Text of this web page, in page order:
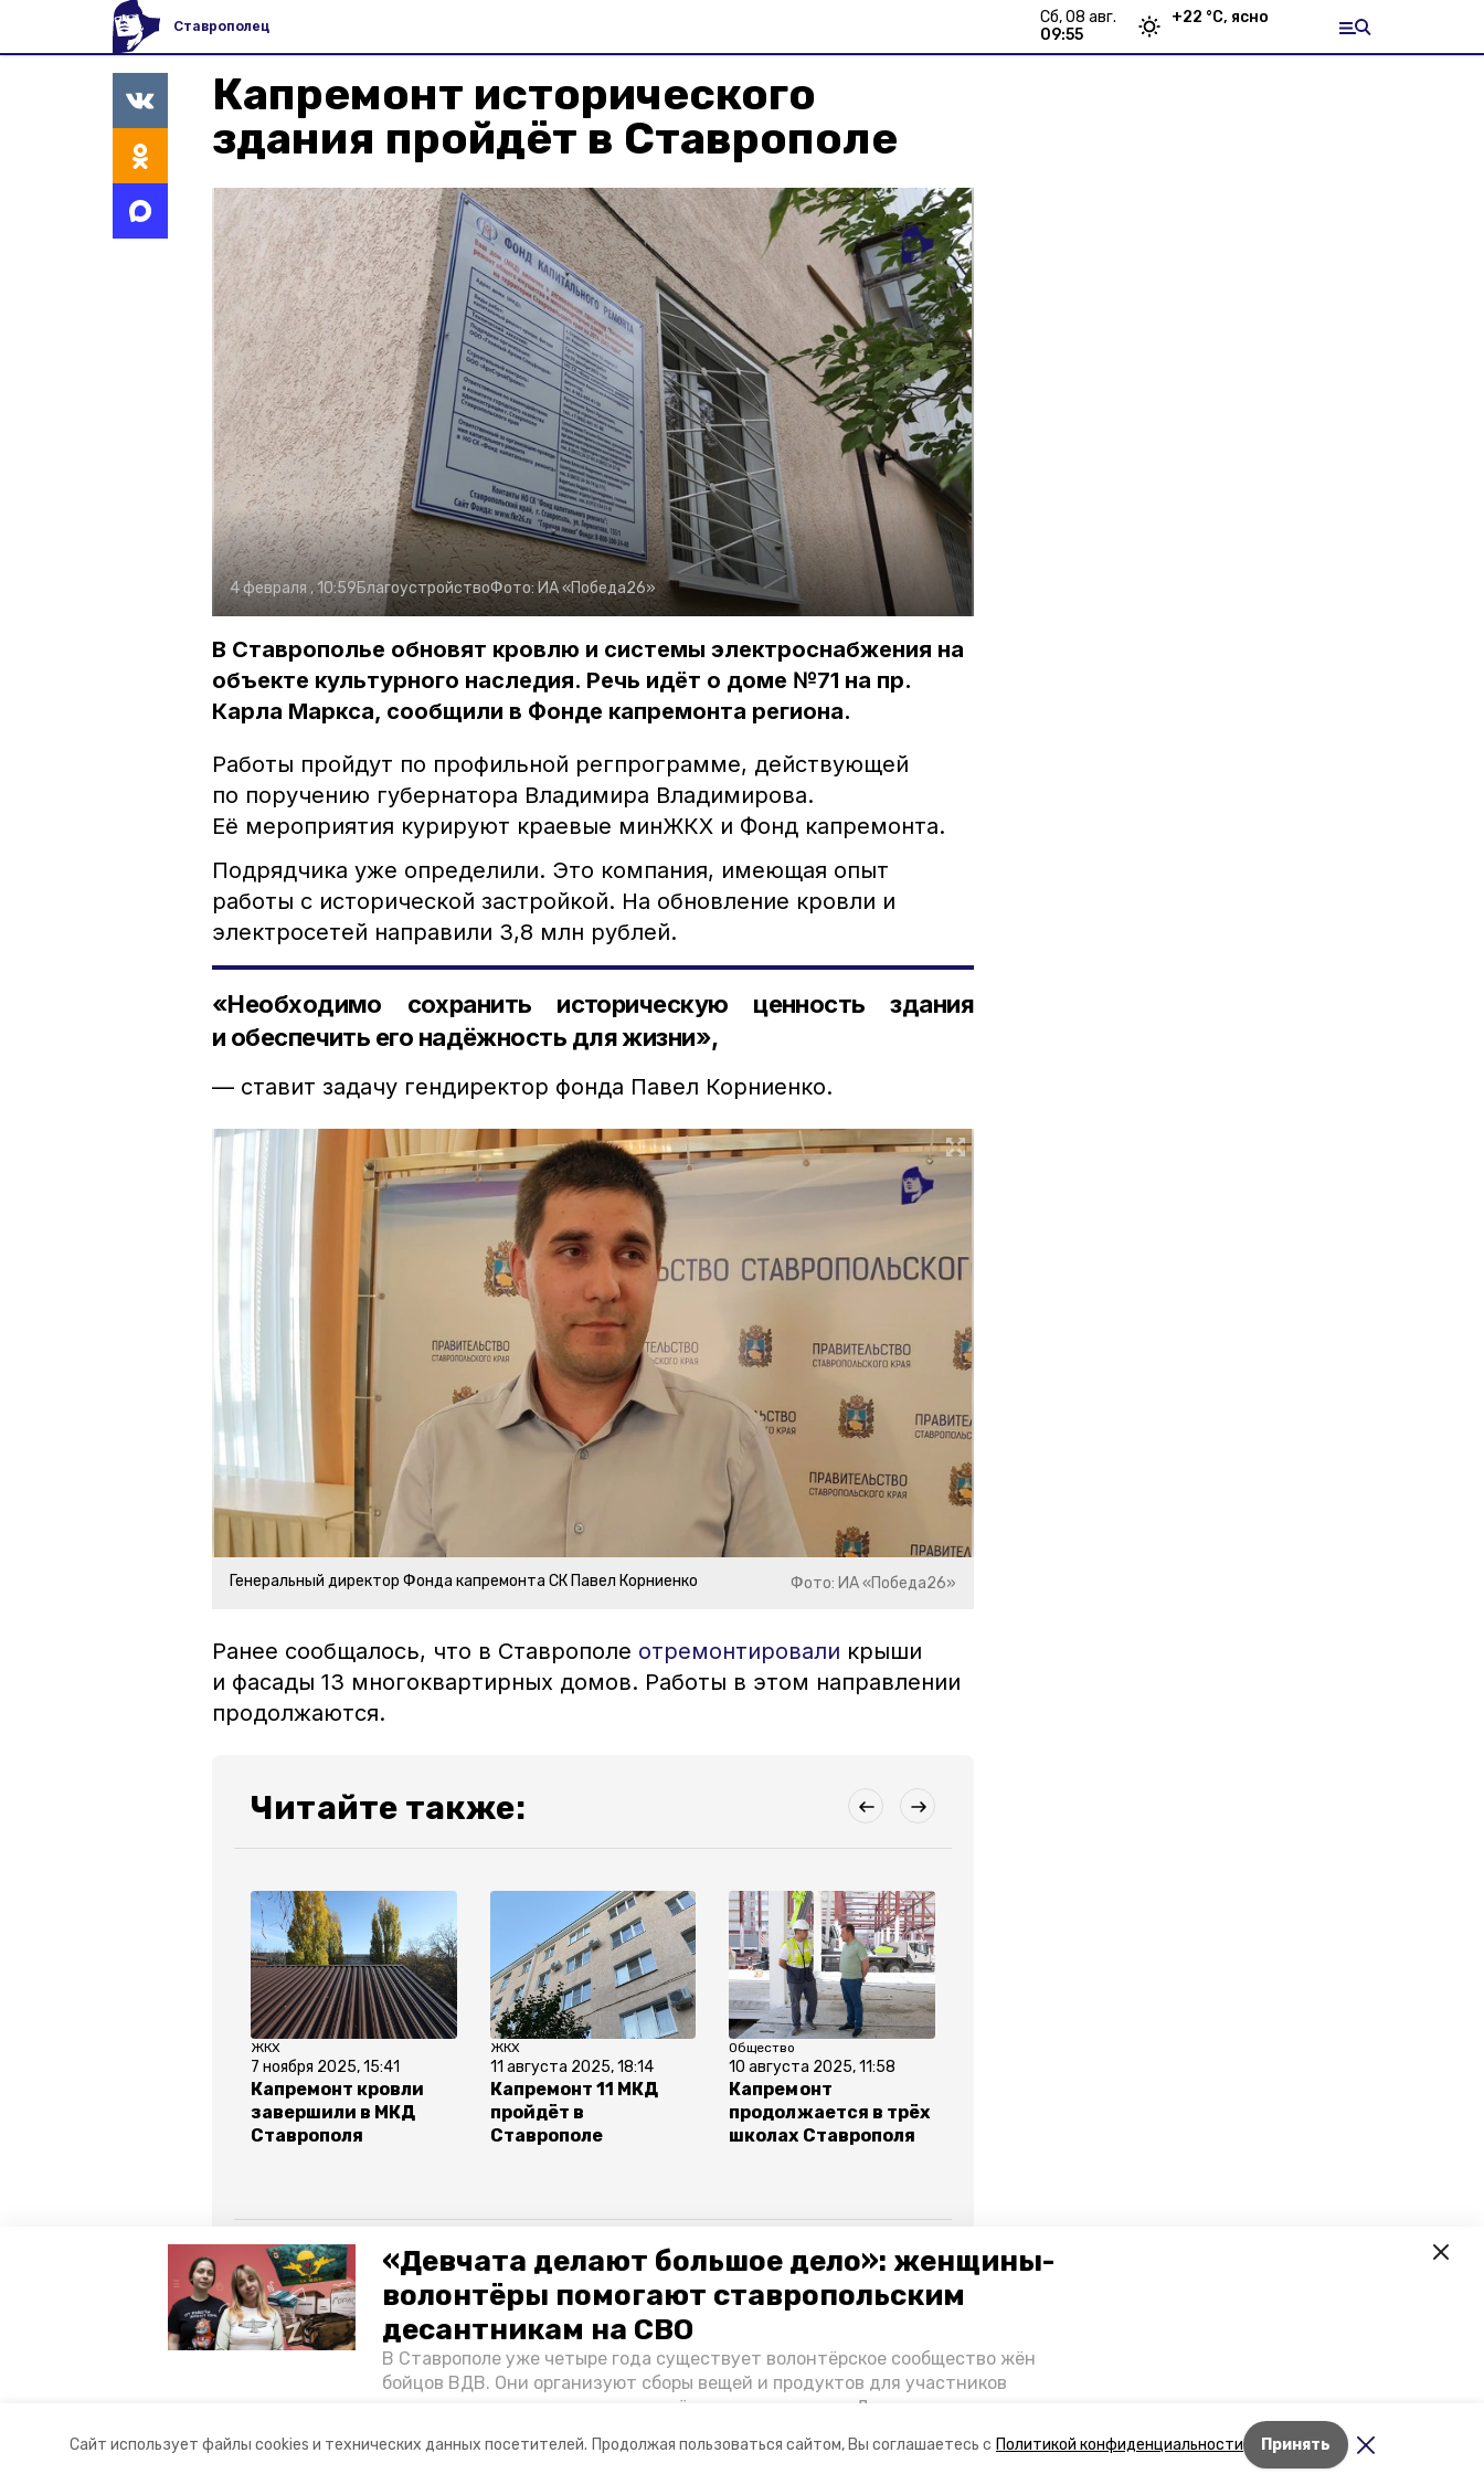
Сайт использует файлы cookies и технических данных посетителей. Продолжая пользоваться сайтом, Вы соглашаетесь с Политикой конфиденциальности Принять
«Девчата делают большое дело»: женщины-
волонтёры помогают ставропольским
десантникам на СВО
В Ставрополе уже четыре года существует волонтёрское сообщество жён
бойцов ВДВ. Они организуют сборы вещей и продуктов для участников
спецоперации и лично отвозят всё это на передовую. Девушки рассказали
акцию к 9 Мая.
Ставрополец
сб, 08 авг.
09:55
+22 °С, ясно
Лента новостей
Капремонт исторического
здания пройдёт в Ставрополе
4 февраля , 10:59БлагоустройствоФото:ИА «Победа26»
В Ставрополье обновят кровлю и системы электроснабжения на
объекте культурного наследия. Речь идёт о доме №71 на пр.
Карла Маркса, сообщили в Фонде капремонта региона.
Работы пройдут по профильной регпрограмме, действующей
по поручению губернатора Владимира Владимирова.
Её мероприятия курируют краевые минЖКХ и Фонд капремонта.
Подрядчика уже определили. Это компания, имеющая опыт
работы с исторической застройкой. На обновление кровли и
электросетей направили 3,8 млн рублей.
«Необходимо сохранить историческую ценность здания
и обеспечить его надёжность для жизни»,
— ставит задачу гендиректор фонда Павел Корниенко.
Генеральный директор Фонда капремонта СК Павел Корниенко Фото: ИА «Победа26»
Ранее сообщалось, что в Ставрополе отремонтировали крыши
и фасады 13 многоквартирных домов. Работы в этом направлении
продолжаются.
Читайте также:
ЖКХ
7 ноября 2025, 15:41
Капремонт кровли
завершили в МКД
Ставрополя
ЖКХ
11 августа 2025, 18:14
Капремонт 11 МКД
пройдёт в
Ставрополе
Общество
10 августа 2025, 11:58
Капремонт
продолжается в трёх
школах Ставрополя
Все новости
ставрополь капремонт объект культурного наследия
минжкх ск губернатор ск